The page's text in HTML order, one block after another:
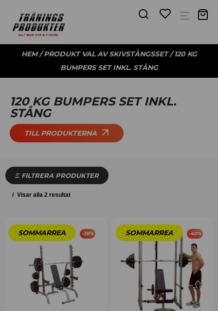
HEM/ PRODUKT VAL AV SKIVSTÅNGSSET / 120 KG
BUMPERS SET INKL. STÅNG
120 KG BUMPERS SET INKL.
STÅNG
TILL PRODUKTERNA
FILTRERA PRODUKTER
Visar alla 2 resultat
-28% -40%